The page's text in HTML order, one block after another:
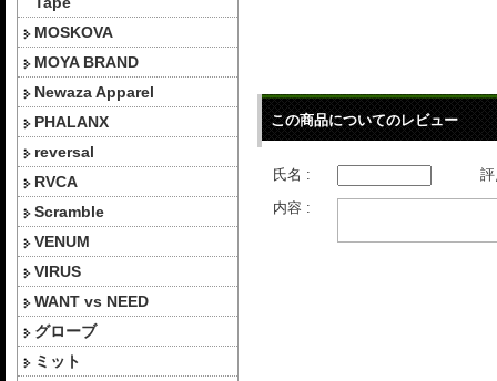
MOSKOVA
MOYA BRAND
Newaza Apparel
PHALANX
reversal
RVCA
Scramble
VENUM
VIRUS
WANT vs NEED
グローブ
ミット
この商品についてのレビュー
氏名 :
内容 :